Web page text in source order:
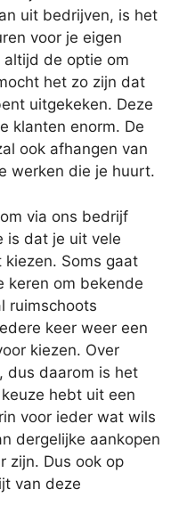
uit bedrijven, is het
voor je eigen
de optie om
het zo zijn dat
uitgekeken. Deze
klanten enorm. De
ook afhangen van
werken die je huurt.
via ons bedrijf
is dat je uit vele
Soms gaat
keren om bekende
ruimschoots
keer weer een
kiezen. Over
dus daarom is het
hebt uit een
voor ieder wat wils
dergelijke aankopen
zijn. Dus ook op
van deze